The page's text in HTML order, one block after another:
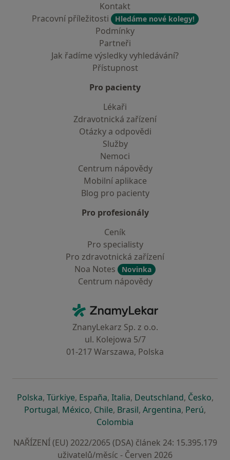
Kontakt
Pracovní příležitosti
Hledáme nové kolegy!
Podmínky
Partneři
Jak řadíme výsledky vyhledávání?
Přístupnost
Pro pacienty
Lékaři
Zdravotnická zařízení
Otázky a odpovědi
Služby
Nemoci
Centrum nápovědy
Mobilní aplikace
Blog pro pacienty
Pro profesionály
Ceník
Pro specialisty
Pro zdravotnická zařízení
Noa Notes
Novinka
Centrum nápovědy
ZnamyLekar - Hlavní stránka
ZnanyLekarz Sp. z o.o.
ul. Kolejowa 5/7
01-217 Warszawa, Polska
Polskase otevře v nové záložce
, Türkiyese otevře v nové záložce
, Españase otevře v nové záložce
, Italiase otevře v nové záložce
, Deutschlandse otevře v
, Českose
,
Portugalse otevře v nové záložce
, Méxicose otevře v nové záložce
, Chilese otevře v nové záložce
, Brasilse otevře v nové
, Argentinase otevře v
, Perúse
,
Colombia
NAŘÍZENÍ (EU) 2022/2065 (DSA) článek 24: 15.395.179
uživatelů/měsíc - Červen 2026